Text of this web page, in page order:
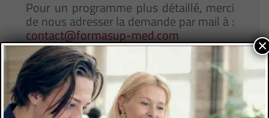
Pour un programme plus détaillé, merci
de nous adresser la demande par mail à :
contact@formasup-med.com
ADMISSION
×